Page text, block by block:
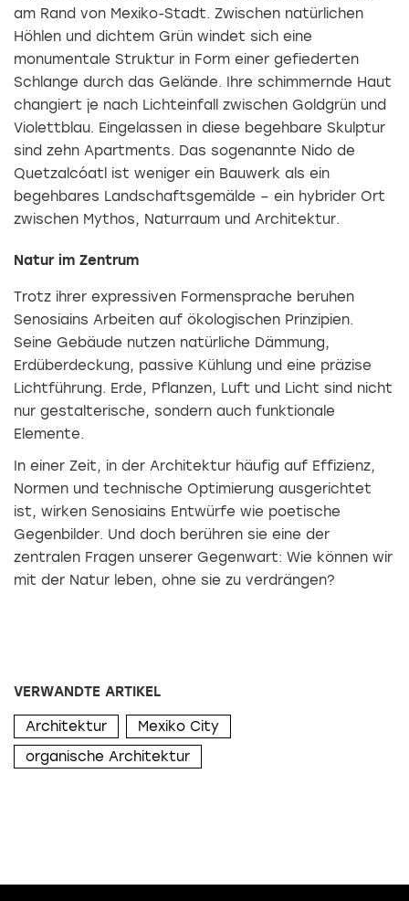
am Rand von Mexiko-Stadt. Zwischen natürlichen
Höhlen und dichtem Grün windet sich eine
monumentale Struktur in Form einer gefiederten
Schlange durch das Gelände. Ihre schimmernde Haut
changiert je nach Lichteinfall zwischen Goldgrün und
Violettblau. Eingelassen in diese begehbare Skulptur
sind zehn Apartments. Das sogenannte Nido de
Quetzalcóatl ist weniger ein Bauwerk als ein
begehbares Landschaftsgemälde – ein hybrider Ort
zwischen Mythos, Naturraum und Architektur.
Natur im Zentrum
Trotz ihrer expressiven Formensprache beruhen
Senosiains Arbeiten auf ökologischen Prinzipien.
Seine Gebäude nutzen natürliche Dämmung,
Erdüberdeckung, passive Kühlung und eine präzise
Lichtführung. Erde, Pflanzen, Luft und Licht sind nicht
nur gestalterische, sondern auch funktionale
Elemente.
In einer Zeit, in der Architektur häufig auf Effizienz,
Normen und technische Optimierung ausgerichtet
ist, wirken Senosiains Entwürfe wie poetische
Gegenbilder. Und doch berühren sie eine der
zentralen Fragen unserer Gegenwart: Wie können wir
mit der Natur leben, ohne sie zu verdrängen?
VERWANDTE ARTIKEL
Architektur
Mexiko City
organische Architektur